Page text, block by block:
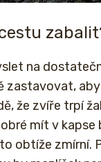
na
zastavovat, aby
že zvíře trpí
mít v kapse
obtíže zmírní.